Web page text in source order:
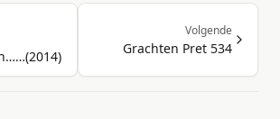
Volgende
Grachten Pret 534